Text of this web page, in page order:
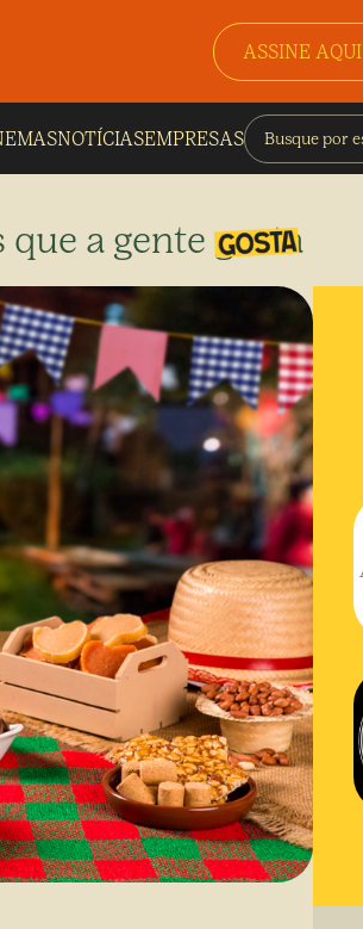
ASSINE AQUI
NOTÍCIASEMPRESAS
que a gente gosta